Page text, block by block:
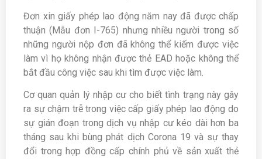
Đơn xin giấy phép lao động năm nay đã được chấp
thuận (Mẫu đơn I-765) nhưng nhiều người trong số
những người nộp đơn đã không thể kiếm được việc
làm vì họ không nhận được thẻ EAD hoặc không thể
bắt đầu công việc sau khi tìm được việc làm.
Cơ quan quản lý nhập cư cho biết tình trạng này gây
ra sự chậm trễ trong việc cấp giấy phép lao động do
sự gián đoạn trong dịch vụ nhập cư kéo dài hơn ba
tháng sau khi bùng phát dịch Corona 19 và sự thay
đổi trong hợp đồng cấp chính phủ về sản xuất thẻ